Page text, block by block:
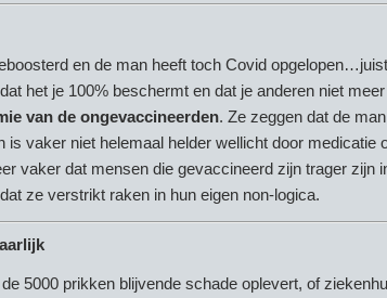
en de man heeft toch Covid
het je 100% beschermt en dat je anderen niet
van de ongevaccineerden. Ze zeggen dat de
vaker niet helemaal helder wellicht door medicatie
vaker dat mensen die gevaccineerd zijn trager zijn
ze verstrikt raken in hun eigen non-logica.
5000 prikken blijvende schade oplevert, of